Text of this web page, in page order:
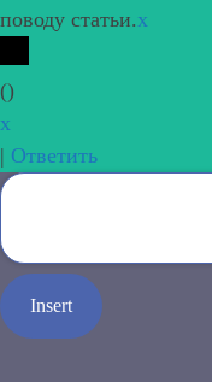
поводу статьи.x
()
x
| Ответить
Insert